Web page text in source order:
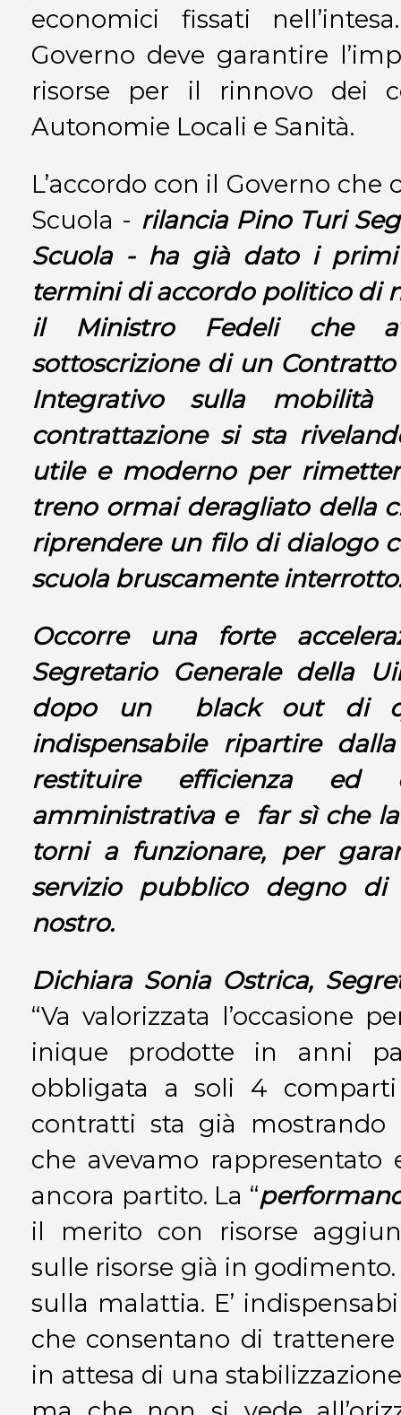
economici fissati
Governo deve garantire
risorse per il rinnovo dei
Autonomie Locali e Sanità.
L’accordo con il Governo
Scuola - rilancia Pino Turi
Scuola - ha già dato i
termini di accordo politico di
il Ministro Fedeli che
sottoscrizione di un
Integrativo sulla mobilità
contrattazione si sta
utile e moderno per
treno ormai deragliato della
riprendere un filo di dialogo
scuola bruscamente
Occorre una forte
Segretario Generale della
dopo un black out di
indispensabile ripartire
restituire efficienza ed
amministrativa e far sì che
torni a funzionare, per
servizio pubblico degno
nostro.
Dichiara Sonia Ostrica,
“Va valorizzata l’occasione
inique prodotte in anni
obbligata a soli 4
contratti sta già
che avevamo
ancora partito. La “
il merito con risorse
sulle risorse già in godimento.
sulla malattia. E’
che consentano di
in attesa di una